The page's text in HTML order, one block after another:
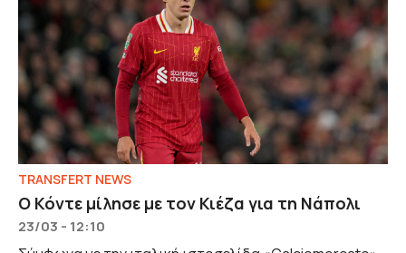
TRANSFERT NEWS
Ο Κόντε μίλησε με τον Κιέζα για τη Νάπολι
23/03 - 12:10